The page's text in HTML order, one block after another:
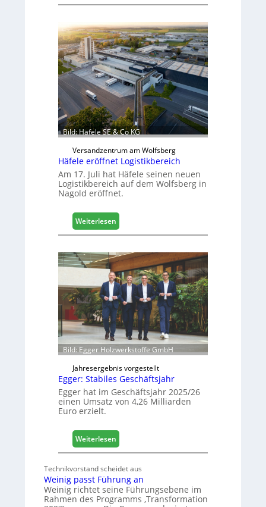
n
f
t
s
c
h
i
n
e
n
a
u
d
i
g
t
a
i
s
i
e
r
t
s
i
c
h
Bild: Häfele SE & Co KG
Versandzentrum am Wolfsberg
Häfele eröffnet Logistikbereich
Am 17. Juli hat Häfele seinen neuen
Logistikbereich auf dem Wolfsberg in
Nagold eröffnet.
Weiterlesen
H
f
e
l
e
e
r
ö
f
f
n
e
t
L
o
s
t
k
b
e
r
Bild: Egger Holzwerkstoffe GmbH
Jahresergebnis vorgestellt
Egger: Stabiles Geschäftsjahr
Egger hat im Geschäftsjahr 2025/26
einen Umsatz von 4,26 Milliarden
Euro erzielt.
Weiterlesen
E
g
e
r
Technikvorstand scheidet aus
Weinig passt Führung an
Weinig richtet seine Führungsebene im
Rahmen des Programms ‚Transformation